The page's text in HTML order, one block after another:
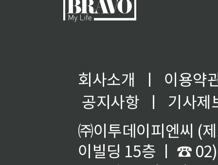
회사소개 ㅣ
이용약
공지사항
ㅣ
기사제
㈜이투데이피엔씨 (
이빌딩 15층 ㅣ ☎